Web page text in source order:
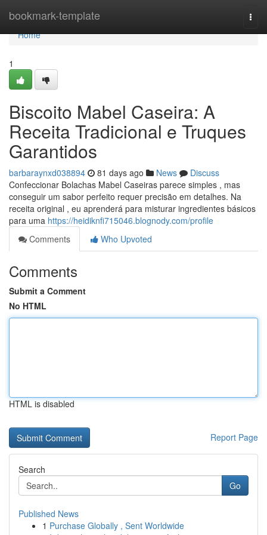
bookmark-template
Home
Home
1
Biscoito Mabel Caseira: A
Receita Tradicional e Truques
Garantidos
barbaraynxd038894 81 days ago News
Discuss
Confeccionar Bolachas Mabel Caseiras parece simples , mas
conseguir um sabor perfeito requer precisão em detalhes. Na
receita original , eu aprenderá para misturar ingredientes básicos
para uma https://heidiknfi715046.blognody.com/profile
Comments
Who Upvoted
Comments
Submit a Comment
No HTML
HTML is disabled
Report Page
Search
Go
Published News
1 Purchase Globally , Sent Worldwide